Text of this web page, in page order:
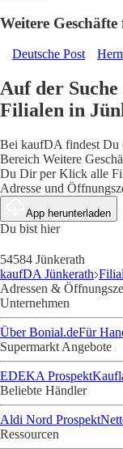
Weitere
Deutsche Post
Auf der
Filialen in
Bei kaufDA findest Du
Bereich Weitere
Du Dir per Klick alle
Adresse und
App herunterladen
Du bist hier
54584 Jünkerath
kaufDA Jünkerath
Adressen &
Unternehmen
Über Bonial.deFür
Supermarkt Angebote
EDEKA Prospekt
Beliebte Händler
Aldi Nord Prospekt
Ressourcen